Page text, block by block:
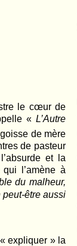
le cœur de
« L’Autre
de mère
de pasteur
et la
l’amène à
du malheur,
être aussi
expliquer » la